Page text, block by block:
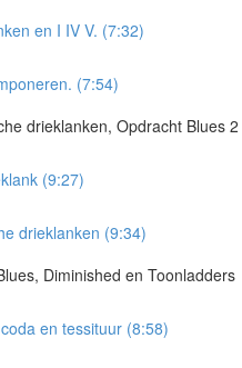
en I IV V. (7:32)
(7:54)
drieklanken, Opdracht Blues
(9:27)
drieklanken (9:34)
Diminished en Toonladders
en tessituur (8:58)